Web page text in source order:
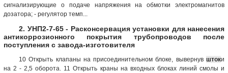
сигнализирующие о подаче напряжения на обмотки электромагнитов
дозатора; - регулятор темп...
2. УНП2-7-65 - Расконсервация установки для нанесения
антикоррозионного покрытия трубопроводов после
поступления с завода-изготовителя
10 Открыть клапаны на присоединительном блоке, вывернув штоки
на 2 - 2,5 оборота. 11 Открыть краны на входных блоках линий смолы и